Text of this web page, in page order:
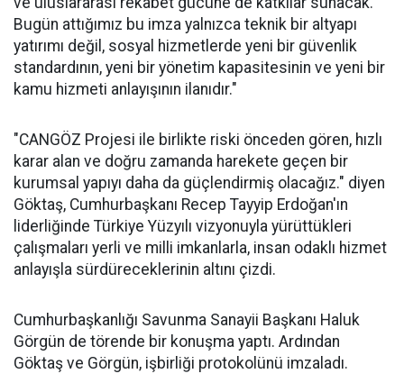
Bugün attığımız bu imza yalnızca teknik bir altyapı
yatırımı değil, sosyal hizmetlerde yeni bir güvenlik
standardının, yeni bir yönetim kapasitesinin ve yeni bir
kamu hizmeti anlayışının ilanıdır."
"CANGÖZ Projesi ile birlikte riski önceden gören, hızlı
karar alan ve doğru zamanda harekete geçen bir
kurumsal yapıyı daha da güçlendirmiş olacağız." diyen
Göktaş, Cumhurbaşkanı Recep Tayyip Erdoğan'ın
liderliğinde Türkiye Yüzyılı vizyonuyla yürüttükleri
çalışmaları yerli ve milli imkanlarla, insan odaklı hizmet
anlayışla sürdüreceklerinin altını çizdi.
Cumhurbaşkanlığı Savunma Sanayii Başkanı Haluk
Görgün de törende bir konuşma yaptı. Ardından
Göktaş ve Görgün, işbirliği protokolünü imzaladı.